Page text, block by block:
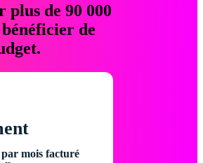
plus de 90 000
de
mois facturé